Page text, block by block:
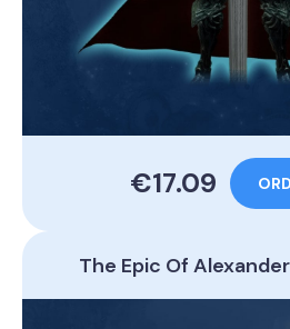
€17.09
The Epic Of